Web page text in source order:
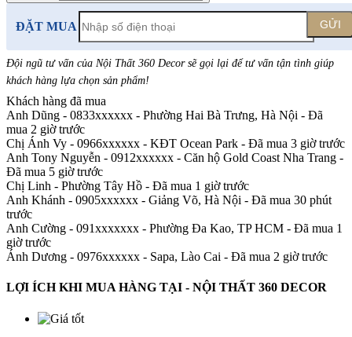
ĐẶT MUA GỬI
Đội ngũ tư vấn của Nội Thất 360 Decor sẽ gọi lại để tư vấn tận tình giúp
khách hàng lựa chọn sản phẩm!
Khách hàng đã mua
Anh Dũng - 0833xxxxxx - Phường Hai Bà Trưng, Hà Nội - Đã
mua 2 giờ trước
Chị Ánh Vy - 0966xxxxxx - KĐT Ocean Park - Đã mua 3 giờ trước
Anh Tony Nguyễn - 0912xxxxxx - Căn hộ Gold Coast Nha Trang -
Đã mua 5 giờ trước
Chị Linh - Phường Tây Hồ - Đã mua 1 giờ trước
Anh Khánh - 0905xxxxxx - Giảng Võ, Hà Nội - Đã mua 30 phút
trước
Anh Cường - 091xxxxxxx - Phường Đa Kao, TP HCM - Đã mua 1
giờ trước
Ánh Dương - 0976xxxxxx - Sapa, Lào Cai - Đã mua 2 giờ trước
LỢI ÍCH KHI MUA HÀNG TẠI - NỘI THẤT 360 DECOR